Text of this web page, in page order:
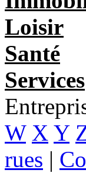
Loisir
Santé
Services
W X Y
rues |